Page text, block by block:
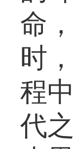
命
时
程
代